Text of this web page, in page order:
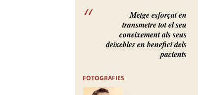
Metge esforçat en
transmetre tot el seu
coneixement als seus
deixebles en benefici dels
pacients
FOTOGRAFIES